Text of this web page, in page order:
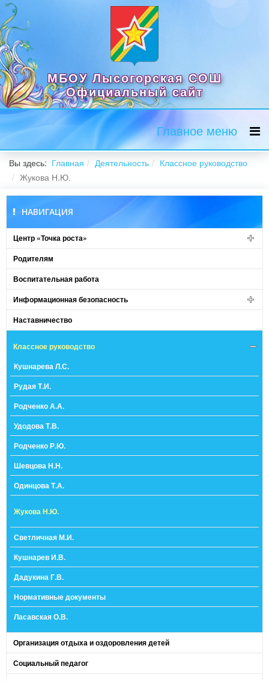
МБОУ Лысогорская СОШ
Официальный сайт
Главное меню
Вы здесь: Главная Деятельность
Классное руководство
Жукова Н.Ю.
НАВИГАЦИЯ
Центр «Точка роста»
Родителям
Воспитательная работа
Информационная безопасность
Наставничество
Классное руководство
Кушнарева Л.С.
Рудая Т.И.
Родченко А.А.
Удодова Т.В.
Родченко Р.Ю.
Шевцова Н.Н.
Одинцова Т.А.
Жукова Н.Ю.
Светличная М.И.
Кушнарев И.В.
Дадукина Г.В.
Нормативные документы
Ласавская О.В.
Организация отдыха и оздоровления детей
Социальный педагог